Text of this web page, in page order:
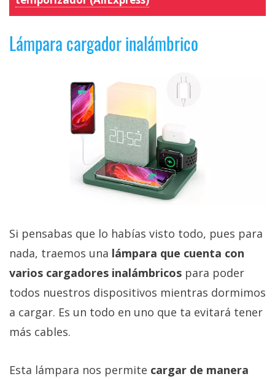
Lámpara cargador inalámbrico
Si pensabas que lo habías visto todo, pues para
nada, traemos una lámpara que cuenta con
varios cargadores inalámbricos para poder
todos nuestros dispositivos mientras dormimos
a cargar. Es un todo en uno que ta evitará tener
más cables.
Esta lámpara nos permite cargar de manera